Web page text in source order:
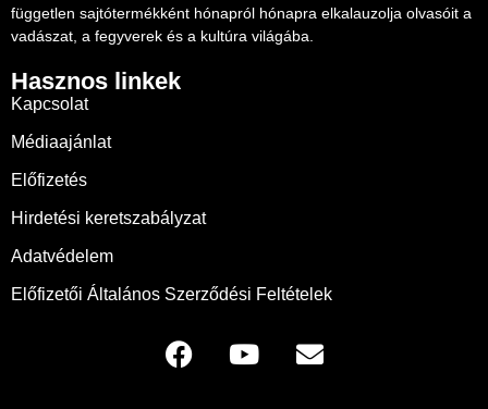
független sajtótermékként hónapról hónapra elkalauzolja olvasóit a
vadászat, a fegyverek és a kultúra világába.
Hasznos linkek
Kapcsolat
Médiaajánlat
Előfizetés
Hirdetési keretszabályzat
Adatvédelem
Előfizetői Általános Szerződési Feltételek